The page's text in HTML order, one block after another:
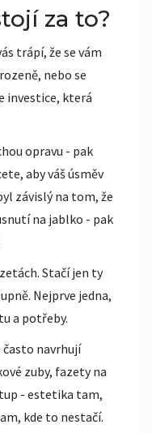
za to?
trápí, že se vám
nebo se
investice, která
opravu - pak
aby váš úsměv
závislý na tom, že
na jablko - pak
Stačí jen ty
Nejprve jedna,
a potřeby.
často navrhují
zuby, fazety na
- estetika tam,
kde to nestačí.